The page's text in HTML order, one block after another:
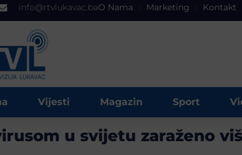
info@rtvlukavac.baO Nama Marketing Kontakt
Vijesti Magazin Sport
u svijetu zaraženo